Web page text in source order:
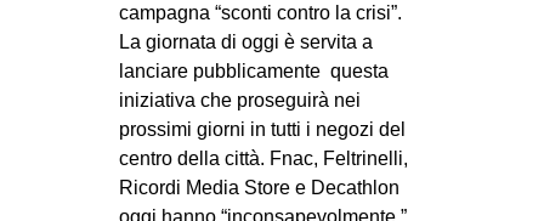
campagna “sconti contro la crisi”.
La giornata di oggi è servita a
lanciare pubblicamente questa
iniziativa che proseguirà nei
prossimi giorni in tutti i negozi del
centro della città. Fnac, Feltrinelli,
Ricordi Media Store e Decathlon
oggi hanno “inconsapevolmente ”